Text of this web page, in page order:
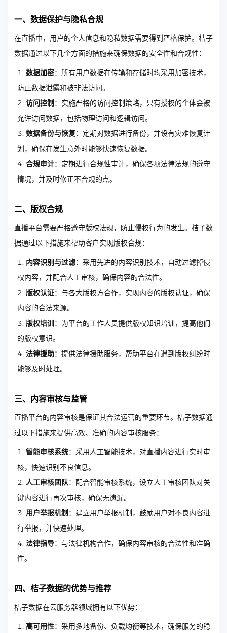
一、数据保护与隐私合规
在直播中，用户的个人信息和隐私数据需要得到严格保护。桔子
数据通过以下几个方面的措施来确保数据的安全性和合规性：
数据加密：所有用户数据在传输和存储时均采用加密技术，
防止数据泄露和被非法访问。
访问控制 ：实施严格的访问控制策略，只有授权的个体会被
允许访问数据，包括物理访问和逻辑访问。
数据备份与恢复：定期对数据进行备份，并设有灾难恢复计
划，确保在发生意外时能够快速恢复数据。
合规审计：定期进行合规性审计，确保各项法律法规的遵守
情况，并及时修正不合规的点。
二、版权合规
直播平台需要严格遵守版权法规，防止侵权行为的发生。桔子数
据通过以下措施来帮助客户实现版权合规：
内容识别与过滤：采用先进的内容识别技术，自动过滤掉侵
权内容，并配合人工审核，确保内容的合法性。
版权认证：与各大版权方合作，实现内容的版权认证，确保
内容的合法来源。
版权培训 ：为平台的工作人员提供版权知识培训，提高他们
的版权意识。
法律援助：提供法律援助服务，帮助平台在遇到版权纠纷时
能够及时处理。
三、内容审核与监管
直播平台的内容审核是保证其合法运营的重要环节。桔子数据通
过以下措施来提供高效、准确的内容审核服务：
智能审核系统：采用人工智能技术，对直播内容进行实时审
核，快速识别不良信息。
人工审核团队：配合智能审核系统，设立人工审核团队对关
键内容进行再次审核，确保无遗漏。
用户举报机制 ：建立用户举报机制，鼓励用户对不良内容进
行举报，并快速处理。
法律指导：与法律机构合作，确保内容审核的合法性和准确
性。
四、桔子数据的优势与推荐
桔子数据在云服务器领域拥有以下优势：
高可用性：采用多地备份、负载均衡等技术，确保服务的稳